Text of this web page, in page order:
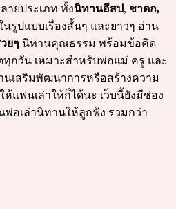
ายประเภท ทั้งนิทานอีสป, ชาดก,
รูปแบบเรื่องสั้นๆ และยาวๆ อ่าน
ยๆ นิทานคุณธรรม พร้อมข้อคิด
ทุกวัน เหมาะสำหรับพ่อแม่ ครู และ
นเสริมพัฒนาการหรือสร้างความ
แฟนเล่าให้ก็ได้นะ เว็บนี้ยังมีช่อง
พ่อเล่านิทานให้ลูกฟัง รวมกว่า